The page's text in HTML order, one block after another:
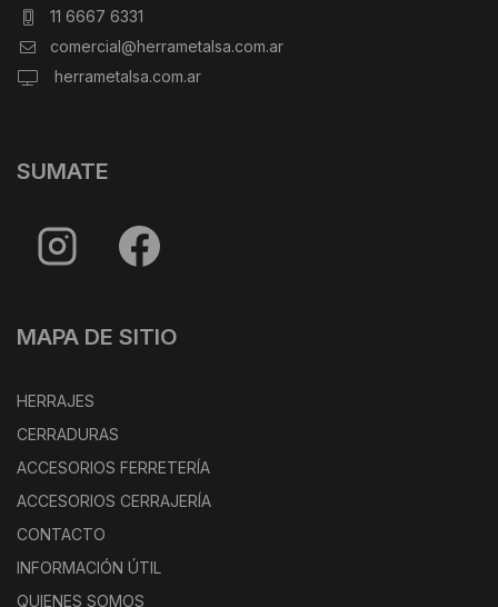
11 6667 6331
comercial@herrametalsa.com.ar
herrametalsa.com.ar
SUMATE
MAPA DE SITIO
HERRAJES
CERRADURAS
ACCESORIOS FERRETERÍA
ACCESORIOS CERRAJERÍA
CONTACTO
INFORMACIÓN ÚTIL
QUIENES SOMOS